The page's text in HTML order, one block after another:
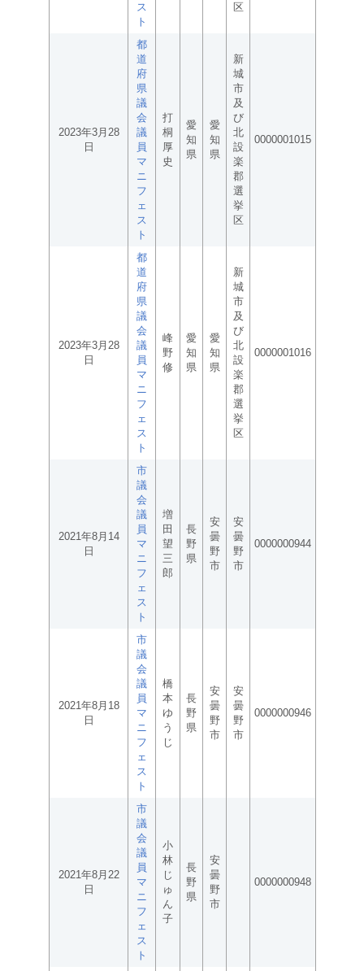
ス
ト
区
2023年3月28
日
都
道
府
県
議
会
議
員
マ
ニ
フ
ェ
ス
ト
打
桐
厚
史
愛
知
県
愛
知
県
新
城
市
及
び
北
設
楽
郡
選
挙
区
0000001015
2023年3月28
日
都
道
府
県
議
会
議
員
マ
ニ
フ
ェ
ス
ト
峰
野
修
愛
知
県
愛
知
県
新
城
市
及
び
北
設
楽
郡
選
挙
区
0000001016
2021年8月14
日
市
議
会
議
員
マ
ニ
フ
ェ
ス
ト
増
田
望
三
郎
長
野
県
安
曇
野
市
安
曇
野
市
0000000944
2021年8月18
日
市
議
会
議
員
マ
ニ
フ
ェ
ス
ト
橋
本
ゆ
う
じ
長
野
県
安
曇
野
市
安
曇
野
市
0000000946
2021年8月22
日
市
議
会
議
員
マ
ニ
フ
ェ
ス
ト
小
林
じ
ゅ
ん
子
長
野
県
安
曇
野
市
0000000948